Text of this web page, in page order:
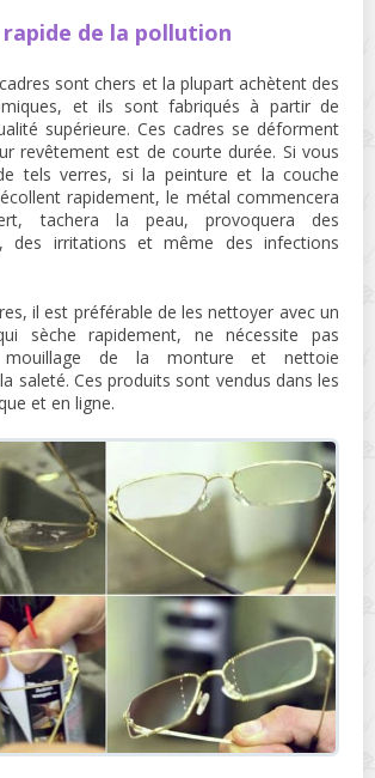
de la pollution
sont chers et la plupart achètent des
et ils sont fabriqués à partir de
supérieure. Ces cadres se déforment
revêtement est de courte durée. Si vous
tels verres, si la peinture et la couche
rapidement, le métal commencera
tachera la peau, provoquera des
des irritations et même des infections
il est préférable de les nettoyer avec un
sèche rapidement, ne nécessite pas
mouillage de la monture et nettoie
saleté. Ces produits sont vendus dans les
et en ligne.